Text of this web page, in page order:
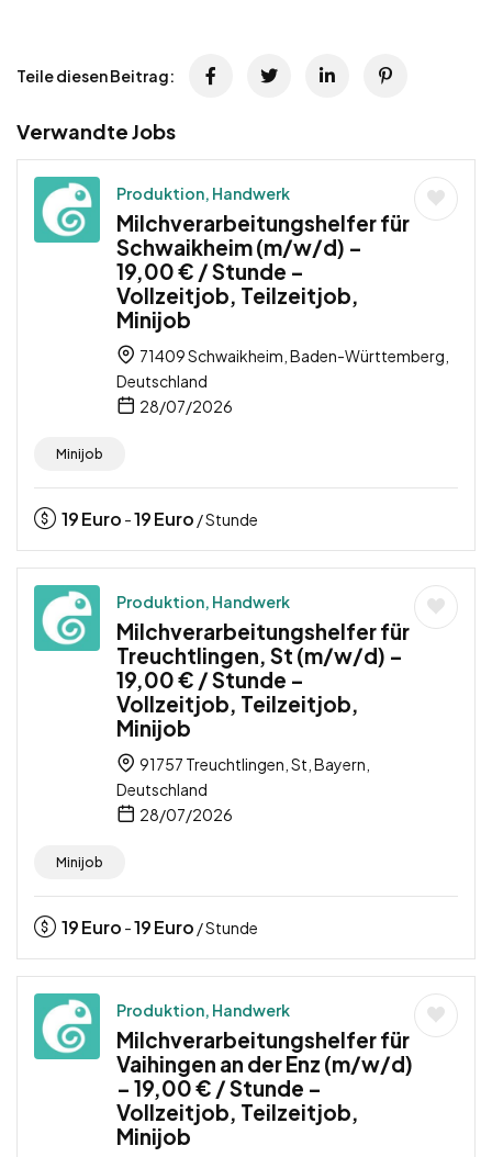
Teile diesen Beitrag:
Verwandte Jobs
Produktion, Handwerk
Milchverarbeitungshelfer für
Schwaikheim (m/w/d) –
19,00 € / Stunde –
Vollzeitjob, Teilzeitjob,
Minijob
71409 Schwaikheim, Baden-Württemberg,
Deutschland
28/07/2026
Minijob
19Euro -19Euro / Stunde
Produktion, Handwerk
Milchverarbeitungshelfer für
Treuchtlingen, St (m/w/d) –
19,00 € / Stunde –
Vollzeitjob, Teilzeitjob,
Minijob
91757 Treuchtlingen, St, Bayern,
Deutschland
28/07/2026
Minijob
19Euro -19Euro / Stunde
Produktion, Handwerk
Milchverarbeitungshelfer für
Vaihingen an der Enz (m/w/d)
– 19,00 € / Stunde –
Vollzeitjob, Teilzeitjob,
Minijob